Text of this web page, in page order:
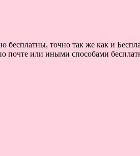
бесплатны, точно так же как и
или иными способами